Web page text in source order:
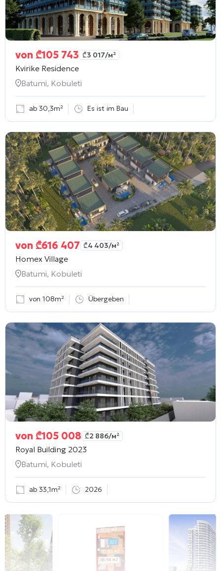
von ₾105 743 ₾3 017/м²
Kvirike Residence
Batumi, Kobuleti
ab 30,3m² Es ist im Bau
von ₾616 407 ₾4 403/м²
Homex Village
Batumi, Kobuleti
von 108m² Übergeben
von ₾105 008 ₾2 886/м²
Royal Building 2023
Batumi, Kobuleti
ab 33,1m² 2026